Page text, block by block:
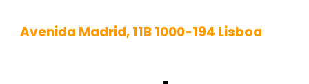
Avenida Madrid, 11B 1000-194 Lisboa